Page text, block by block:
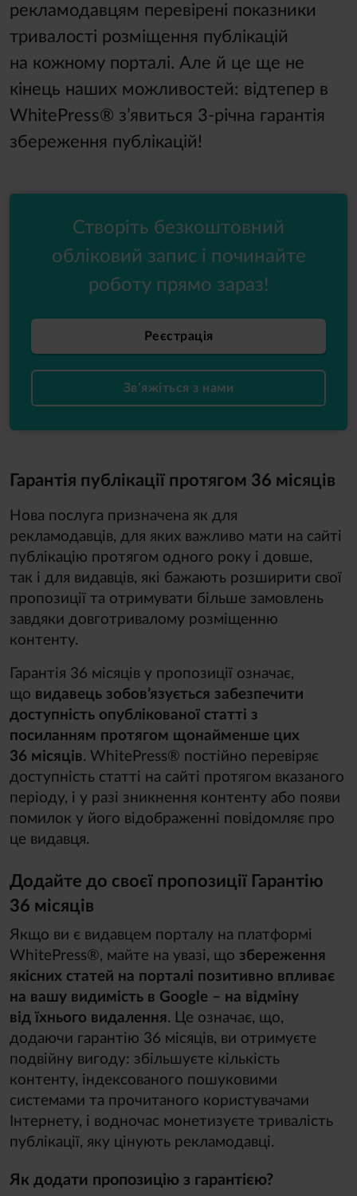
рекламодавцям перевірені показники
тривалості розміщення публікацій
на кожному порталі. Але й це ще не
кінець наших можливостей: відтепер в
WhitePress® з’явиться 3-річна гарантія
збереження публікацій!
Створіть безкоштовний
обліковий запис і починайте
роботу прямо зараз!
Реєстрація
Зв’яжіться з нами
Гарантія публікації протягом 36 місяців
Нова послуга призначена як для
рекламодавців, для яких важливо мати на сайті
публікацію протягом одного року і довше,
так і для видавців, які бажають розширити свої
пропозиції та отримувати більше замовлень
завдяки довготривалому розміщенню
контенту.
Гарантія 36 місяців у пропозиції означає,
що видавець зобов’язується забезпечити
доступність опублікованої статті з
посиланням протягом щонайменше цих
36 місяців. WhitePress® постійно перевіряє
доступність статті на сайті протягом вказаного
періоду, і у разі зникнення контенту або появи
помилок у його відображенні повідомляє про
це видавця.
Додайте до своєї пропозиції Гарантію
36 місяців
Якщо ви є видавцем порталу на платформі
WhitePress®, майте на увазі, що збереження
якісних статей на порталі позитивно впливає
на вашу видимість в Google – на відміну
від їхнього видалення. Це означає, що,
додаючи гарантію 36 місяців, ви отримуєте
подвійну вигоду: збільшуєте кількість
контенту, індексованого пошуковими
системами та прочитаного користувачами
Інтернету, і водночас монетизуєте тривалість
публікації, яку цінують рекламодавці.
Як додати пропозицію з гарантією?